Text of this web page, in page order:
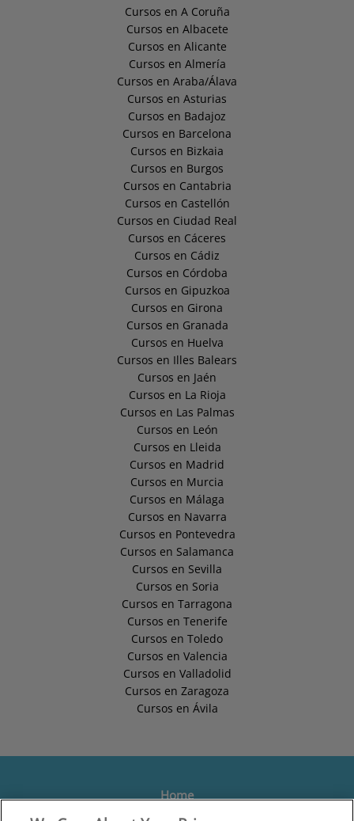
Cursos en A Coruña
Cursos en Albacete
Cursos en Alicante
Cursos en Almería
Cursos en Araba/Álava
Cursos en Asturias
Cursos en Badajoz
Cursos en Barcelona
Cursos en Bizkaia
Cursos en Burgos
Cursos en Cantabria
Cursos en Castellón
Cursos en Ciudad Real
Cursos en Cáceres
Cursos en Cádiz
Cursos en Córdoba
Cursos en Gipuzkoa
Cursos en Girona
Cursos en Granada
Cursos en Huelva
Cursos en Illes Balears
Cursos en Jaén
Cursos en La Rioja
Cursos en Las Palmas
Cursos en León
Cursos en Lleida
Cursos en Madrid
Cursos en Murcia
Cursos en Málaga
Cursos en Navarra
Cursos en Pontevedra
Cursos en Salamanca
Cursos en Sevilla
Cursos en Soria
Cursos en Tarragona
Cursos en Tenerife
Cursos en Toledo
Cursos en Valencia
Cursos en Valladolid
Cursos en Zaragoza
Cursos en Ávila
Home